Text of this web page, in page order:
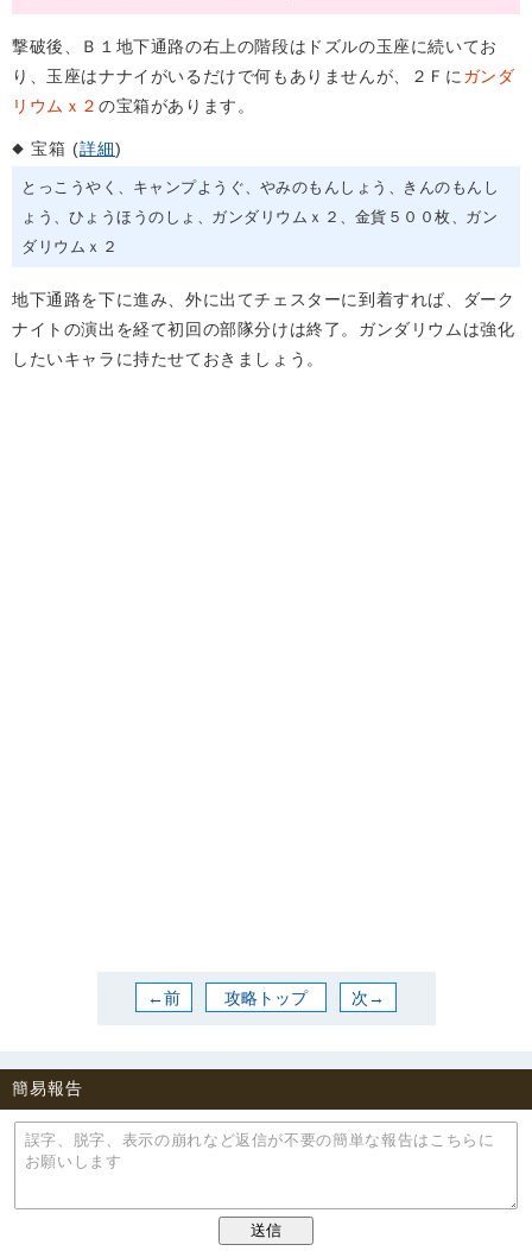
撃破後、Ｂ１地下通路の右上の階段はドズルの玉座に続いてお
り、玉座はナナイがいるだけで何もありませんが、２Ｆに ガンダ
リウムｘ２ の宝箱があります。
宝箱 (詳細)
とっこうやく キャンプようぐ やみのもんしょう
きんのもんし
ょう
ひょうほうのしょ ガンダリウムｘ２ 金貨５００枚
ガン
ダリウムｘ２
地下通路を下に進み、外に出てチェスターに到着すれば、ダーク
ナイトの演出を経て初回の部隊分けは終了。ガンダリウムは強化
したいキャラに持たせておきましょう。
←前 攻略トップ 次→
簡易報告